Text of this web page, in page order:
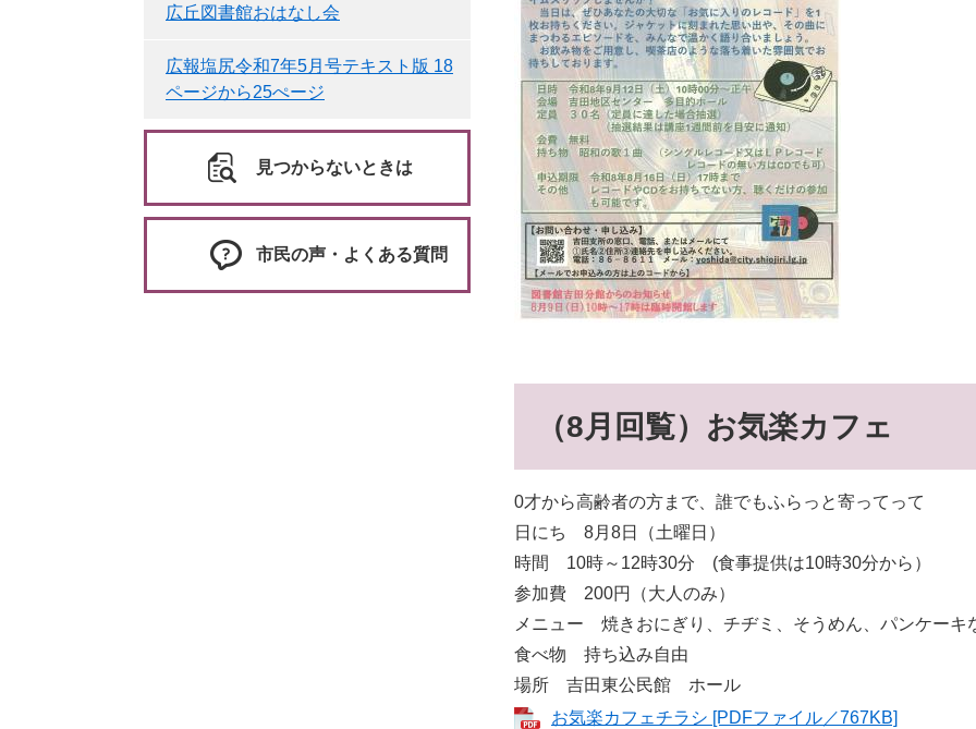
（8月回覧）お気楽カフェ
0才から高齢者の方まで、誰でもふらっと寄ってって
​日にち 8月8日（土曜日）
時間 10時～12時30分 (食事提供は10時30分から）
参加費 200円（大人のみ）
メニュー 焼きおにぎり、チヂミ、そうめん、パンケーキ
食べ物 持ち込み自由
場所 吉田東公民館 ホール
お気楽カフェチラシ [PDFファイル／767KB]
広丘図書館おはなし会
広報塩尻令和7年5月号テキスト版 18
ページから25ぺージ
見つからないときは
市民の声・よくある質問